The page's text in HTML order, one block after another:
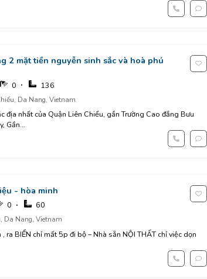
2 mặt tiền nguyễn sinh sắc và hoà phú
0 136
Da Nang, Vietnam
địa nhất của Quận Liên Chiểu, gần Trường Cao đẳng Bưu
Gần...
- hòa minh
0 60
Da Nang, Vietnam
ra BIỂN chỉ mất 5p đi bộ – Nhà sẵn NỘI THẤT chỉ việc dọn